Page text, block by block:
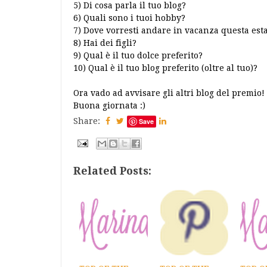
5) Di cosa parla il tuo blog?
6) Quali sono i tuoi hobby?
7) Dove vorresti andare in vacanza questa
8) Hai dei figli?
9) Qual è il tuo dolce preferito?
10) Qual è il tuo blog preferito (oltre al tuo)?
Ora vado ad avvisare gli altri blog del premio!
Buona giornata :)
Share:
Save
Related Posts: